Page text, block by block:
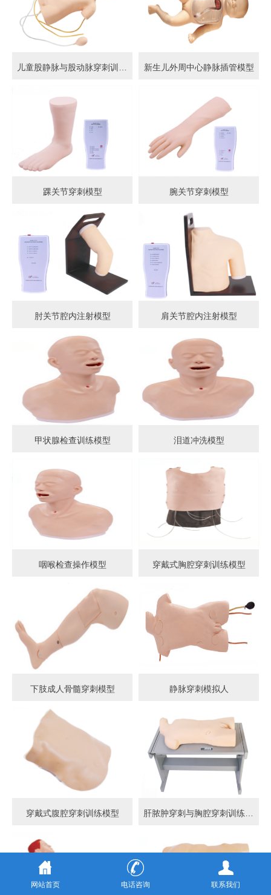
儿童股静脉与股动脉穿刺训练模型 新生儿外周中心静脉插管模型
踝关节穿刺模型 腕关节穿刺模型
肘关节腔内注射模型 肩关节腔内注射模型
甲状腺检查训练模型 泪道冲洗模型
咽喉检查操作模型 穿戴式胸腔穿刺训练模型
下肢成人骨髓穿刺模型 静脉穿刺模拟人
穿戴式腹腔穿刺训练模型
网站首页 电话咨询 联系我们